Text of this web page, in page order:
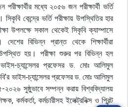
পরীক্ষার্থীর মধ্যে ২০৫৬ জন পরীক্ষার্থী ভর্তি
সিকৃবি কেন্দ্রে ভর্তি পরীক্ষায় উপস্থিতির হার
উপলক্ষে সকাল থেকেই সিকৃবি ক্যাম্পাসে
দেশের বিভিন্ন প্রান্ত থেকে
শিক্ষার্থীরা
হয়। পরীক্ষা শুরুর পর বিভিন্ন হল
ভাইস-চ্যান্সেলর প্রফেসর ড. মোঃ আলিমুল
’র ভাইস-চ্যান্সেলর প্রফেসর ড.মোঃ আলিমুল
-২০২৬ সুষ্ঠুভাবে সম্পন্ন করায় বিশ্ববিদ্যালয়
, কর্মকর্তা,কর্মচারীসহ ইলেক্ট্রনিক্স ও প্রিন্ট